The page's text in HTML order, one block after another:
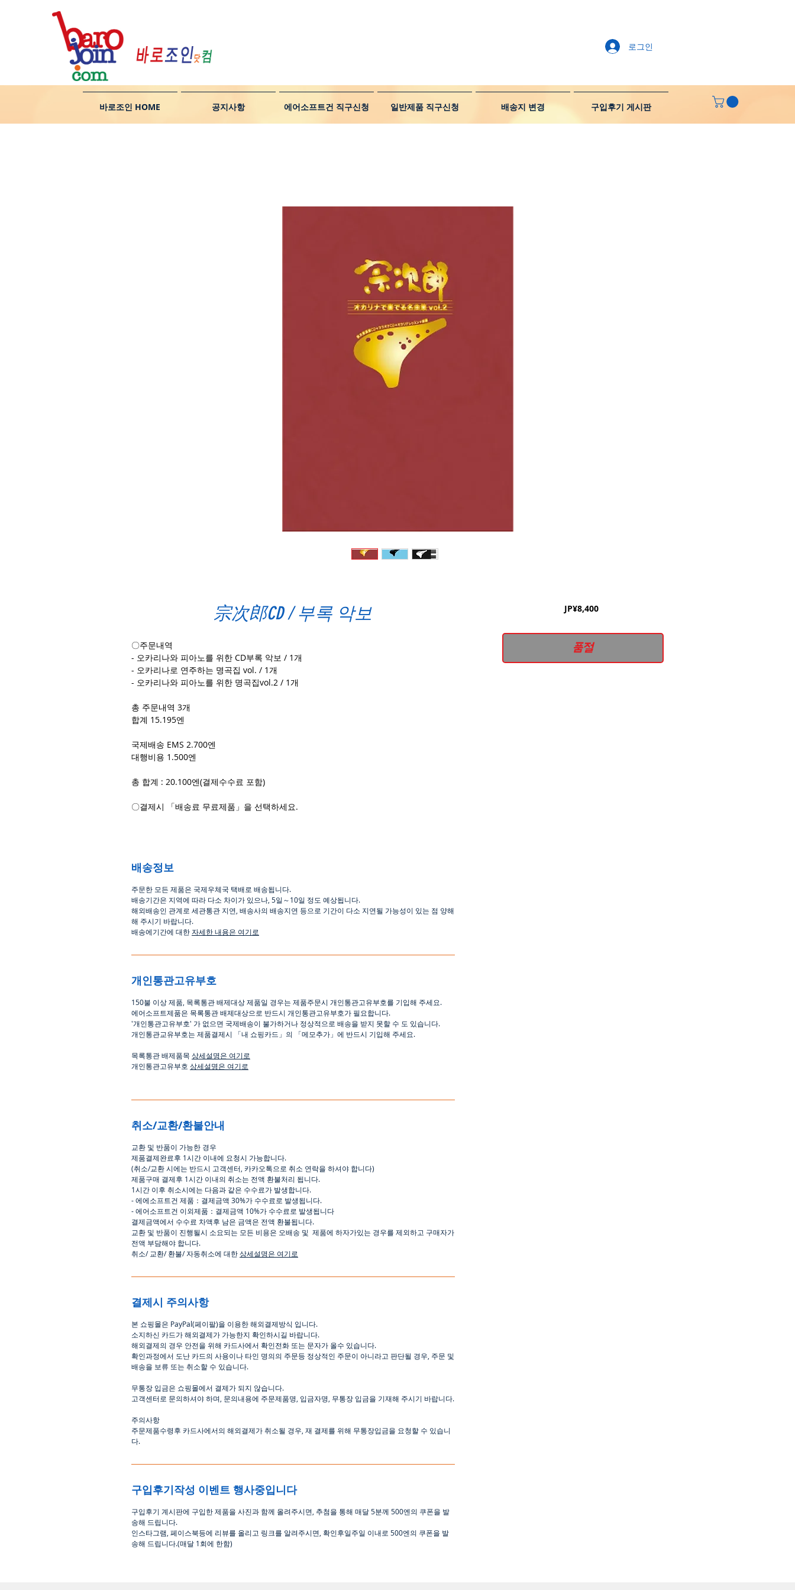
바로조인 HOME 공지사항 에어소프트건 직구신청 일반제품 직구신청 배송지 변경 구입후기 게시판
로그인
宗次郎CD / 부록 악보
〇주문내역
- 오카리나와 피아노를 위한 CD부록 악보 / 1개
- 오카리나로 연주하는 명곡집 vol. / 1개
- 오카리나와 피아노를 위한 명곡집vol.2 / 1개
총 주문내역 3개
합계 15.195엔
국제배송 EMS 2.700엔
대행비용 1.500엔
총 합계 : 20.100엔(결제수수료 포함)
〇결제시 「배송료 무료제품」을 선택하세요.
배송정보
주문한 모든 제품은 국제우체국 택배로 배송됩니다.
배송기간은 지역에 따라 다소 차이가 있으나 5일～10일 정도 예상됩니다.
해외배송인 관계로 세관통관 지연, 배송사의 배송지연 등으로 기간이 다소 지연될 가능성이 있는 점 양해
해 주시기 바랍니다.
배송에기간에 대한자세한 내용은 여기로
개인통관고유부호
150불 이상 제품 목록통관 배제대상 제품일 경우는 제품주문시 개인통관고유부호를 기입해 주세요.
에어소프트제품은 목록통관 배제대상으로 반드시 개인통관고유부호가 필요합니다.
'개인통관고유부호' 가 없으면 국제배송이 불가하거나 정상적으로 배송을 받지 못할 수 도 있습니다.
개인통관교유부호는 제품결제시
「내 쇼핑카드 」 의 「메모추가 」 에 반드시 기입해 주세요.
목록통관 배제품목 상세설명은 여기로
개인통관고유부호 상세설명은 여기로
취소/교환/환불안내
교환 및 반품이 가능한 경우
제품결제완료후 1시간 이내에 요청시 가능합니다.
(취소/교환 시에는 반드시 고객센터 카카오톡으로 취소 연락을 하셔야 합니다)
제품구매 결제후 1시간 이내의 취소는 전액 환불처리 됩니다.
1시간 이후 취소시에는 다음과 같은 수수료가 발생합니다.
-에에소프트건 제품 ： 결제금액 30%가 수수료로 발생됩니다.
-에어소프트건 이외제품 ： 결제금액 10%가 수수료로 발생됩니다
결제금액에서 수수료 차액후 남은 금액은 전액 환불됩니다.
교환 및 반품이 진행될시 소요되는 모든 비용은 오배송 및 제품에 하자가있는 경우를 제외하고 구매자가
전액 부담해야 합니다.
취소/ 교환/환불/자동취소에 대한상세설명은 여기로
결제시 주의사항
본 쇼핑몰은 PayPal(페이팔)을 이용한해외결제방식 입니다.
소지하신 카드가해외결제가 가능한지 확인하시길 바랍니다.
해외결제의 경우 안전을 위해 카드사에서 확인전화 또는 문자가 올수 있습니다.
확인과정에서 도난카드의 사용이나 타인 명의의 주문등 정상적인 주문이 아니라고 판단될 경우 주문 및
배송을 보류 또는 취소할 수 있습니다.
무통장 입금은 쇼핑몰에서 결제가 되지 않습니다.
고객센터로 문의하셔야 하며 문의내용에 주문제품명 입금자명 무통장 입금을 기재해 주시기 바랍니다.
주의사항
주문제품수령후 카드사에서의 해외결제가취소될 경우 재 결제를 위해 무통장입금을 요청할 수 있습니
다.
구입후기작성 이벤트 행사중입니다
구입후기 계시판에 구입한 제품을 사진과 함께 올려주시면 추첨을 통해 매달5분께 500엔의 쿠폰을 발
송해 드립니다.
인스타그램 페이스북등에 리뷰를 올리고 링크를 알려주시면, 확인후일주일 이내로 500엔의 쿠폰을 발
송해 드립니다.(매달 1회에 한함)
JP¥8,400가
품절